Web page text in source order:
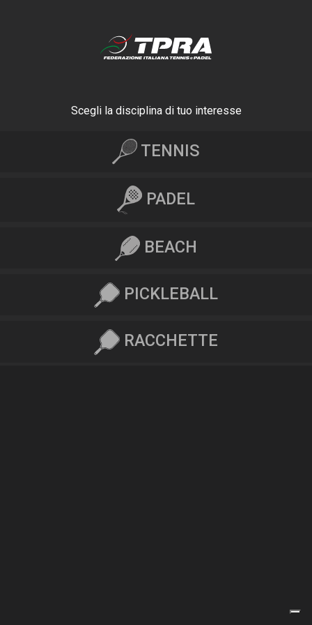
Scegli la disciplina di tuo interesse
TENNIS
PADEL
BEACH
PICKLEBALL
RACCHETTE